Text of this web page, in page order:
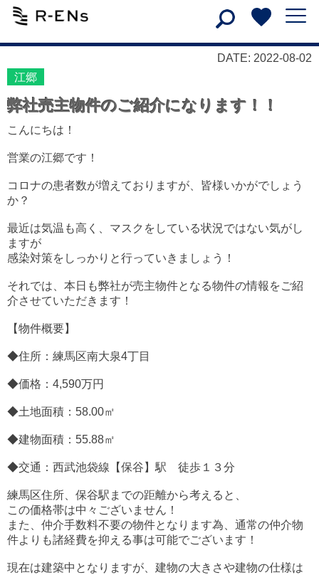
DATE: 2022-08-02
江郷
弊社売主物件のご紹介になります！！
こんにちは！
営業の江郷です！
コロナの患者数が増えておりますが、皆様いかがでしょう
か？
最近は気温も高く、マスクをしている状況ではない気がし
ますが
感染対策をしっかりと行っていきましょう！
それでは、本日も弊社が売主物件となる物件の情報をご紹
介させていただきます！
【物件概要】
◆住所：練馬区南大泉4丁目
◆価格：4,590万円
◆土地面積：58.00㎡
◆建物面積：55.88㎡
◆交通：西武池袋線【保谷】駅 徒歩１３分
練馬区住所、保谷駅までの距離から考えると、
この価格帯は中々ございません！
また、仲介手数料不要の物件となります為、通常の仲介物
件よりも諸経費を抑える事は可能でございます！
現在は建築中となりますが、建物の大きさや建物の仕様は